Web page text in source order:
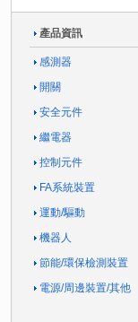
產品資訊
感測器
開關
安全元件
繼電器
控制元件
FA系統裝置
運動/驅動
機器人
節能/環保檢測裝置
電源/周邊裝置/其他